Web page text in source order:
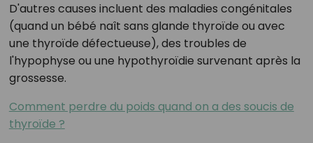
D'autres causes incluent des maladies congénitales
(quand un bébé naît sans glande thyroïde ou avec
une thyroïde défectueuse), des troubles de
l'hypophyse ou une hypothyroïdie survenant après la
grossesse.
Comment perdre du poids quand on a des soucis de
thyroïde ?